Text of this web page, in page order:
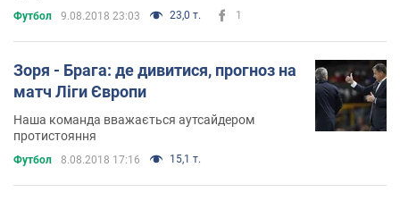
Футбол 9.08.2018 23:03 23,0 т. 1
Зоря - Брага: де дивитися, прогноз на
матч Ліги Європи
Наша команда вважається аутсайдером
протистояння
Футбол 8.08.2018 17:16 15,1 т.